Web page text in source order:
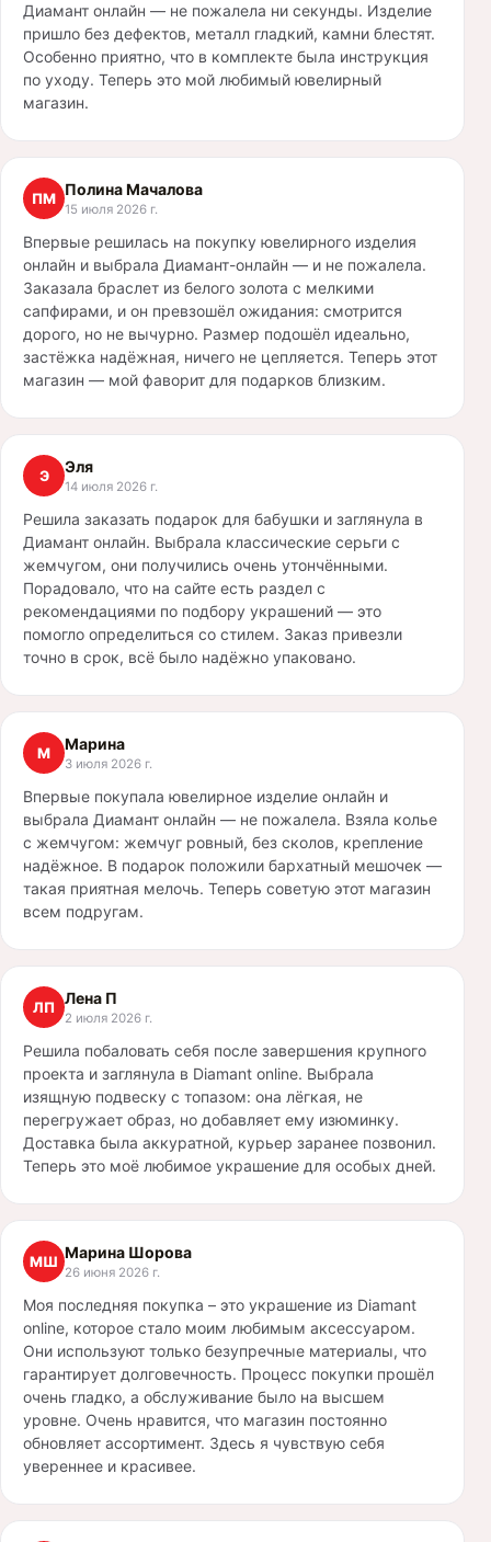
Диамант онлайн — не пожалела ни секунды. Изделие
пришло без дефектов, металл гладкий, камни блестят.
Особенно приятно, что в комплекте была инструкция
по уходу. Теперь это мой любимый ювелирный
магазин.
ПМ Полина Мачалова
15 июля 2026 г.
Впервые решилась на покупку ювелирного изделия
онлайн и выбрала Диамант-онлайн — и не пожалела.
Заказала браслет из белого золота с мелкими
сапфирами, и он превзошёл ожидания: смотрится
дорого, но не вычурно. Размер подошёл идеально,
застёжка надёжная, ничего не цепляется. Теперь этот
магазин — мой фаворит для подарков близким.
Э Эля
14 июля 2026 г.
Решила заказать подарок для бабушки и заглянула в
Диамант онлайн. Выбрала классические серьги с
жемчугом, они получились очень утончёнными.
Порадовало, что на сайте есть раздел с
рекомендациями по подбору украшений — это
помогло определиться со стилем. Заказ привезли
точно в срок, всё было надёжно упаковано.
М Марина
3 июля 2026 г.
Впервые покупала ювелирное изделие онлайн и
выбрала Диамант онлайн — не пожалела. Взяла колье
с жемчугом: жемчуг ровный, без сколов, крепление
надёжное. В подарок положили бархатный мешочек —
такая приятная мелочь. Теперь советую этот магазин
всем подругам.
ЛП Лена П
2 июля 2026 г.
Решила побаловать себя после завершения крупного
проекта и заглянула в Diamant online. Выбрала
изящную подвеску с топазом: она лёгкая, не
перегружает образ, но добавляет ему изюминку.
Доставка была аккуратной, курьер заранее позвонил.
Теперь это моё любимое украшение для особых дней.
МШ Марина Шорова
26 июня 2026 г.
Моя последняя покупка – это украшение из Diamant
online, которое стало моим любимым аксессуаром.
Они используют только безупречные материалы, что
гарантирует долговечность. Процесс покупки прошёл
очень гладко, а обслуживание было на высшем
уровне. Очень нравится, что магазин постоянно
обновляет ассортимент. Здесь я чувствую себя
увереннее и красивее.